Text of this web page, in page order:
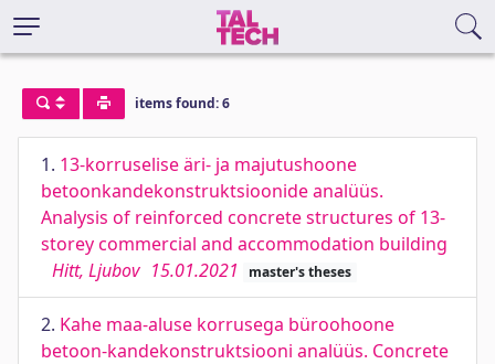
items found: 6
1. 13-korruselise äri- ja majutushoone
betoonkandekonstruktsioonide analüüs.
Analysis of reinforced concrete structures of 13-
storey commercial and accommodation building
Hitt, Ljubov 15.01.2021 master's theses
2. Kahe maa-aluse korrusega büroohoone
betoon-kandekonstruktsiooni analüüs. Concrete